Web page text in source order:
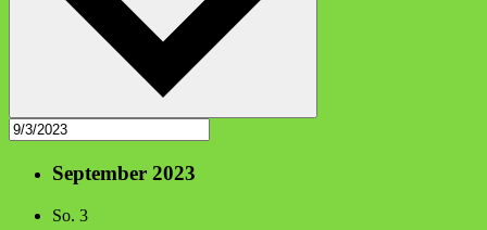
September 2023
So. 3